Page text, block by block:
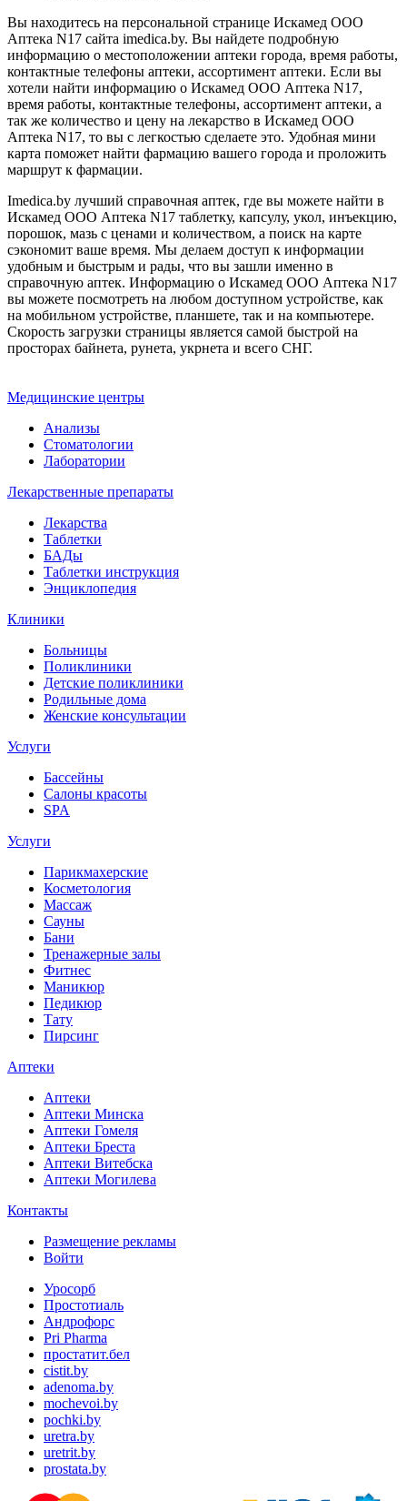
Вы находитесь на персональной странице Искамед ООО
Аптека N17 сайта imedica.by. Вы найдете подробную
информацию о местоположении аптеки города, время работы,
контактные телефоны аптеки, ассортимент аптеки. Если вы
хотели найти информацию о Искамед ООО Аптека N17,
время работы, контактные телефоны, ассортимент аптеки, а
так же количество и цену на лекарство в Искамед ООО
Аптека N17, то вы с легкостью сделаете это. Удобная мини
карта поможет найти фармацию вашего города и проложить
маршрут к фармации.
Imedica.by лучший справочная аптек, где вы можете найти в
Искамед ООО Аптека N17 таблетку, капсулу, укол, инъекцию,
порошок, мазь с ценами и количеством, а поиск на карте
сэкономит ваше время. Мы делаем доступ к информации
удобным и быстрым и рады, что вы зашли именно в
справочную аптек. Информацию о Искамед ООО Аптека N17
вы можете посмотреть на любом доступном устройстве, как
на мобильном устройстве, планшете, так и на компьютере.
Скорость загрузки страницы является самой быстрой на
просторах байнета, рунета, укрнета и всего СНГ.
Медицинские центры
Анализы
Стоматологии
Лаборатории
Лекарственные препараты
Лекарства
Таблетки
БАДы
Таблетки инструкция
Энциклопедия
Клиники
Больницы
Поликлиники
Детские поликлиники
Родильные дома
Женские консультации
Услуги
Бассейны
Салоны красоты
SPA
Услуги
Парикмахерские
Косметология
Массаж
Сауны
Бани
Тренажерные залы
Фитнес
Маникюр
Педикюр
Тату
Пирсинг
Аптеки
Аптеки
Аптеки Минска
Аптеки Гомеля
Аптеки Бреста
Аптеки Витебска
Аптеки Могилева
Контакты
Размещение рекламы
Войти
Уросорб
Простотиаль
Андрофорс
Pri Pharma
простатит.бел
cistit.by
adenoma.by
mochevoi.by
pochki.by
uretra.by
uretrit.by
prostata.by